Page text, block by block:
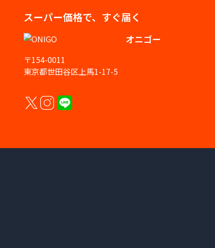
スーパー価格で、すぐ届く
オニゴー
〒154-0011
東京都世田谷区上馬1-17-5